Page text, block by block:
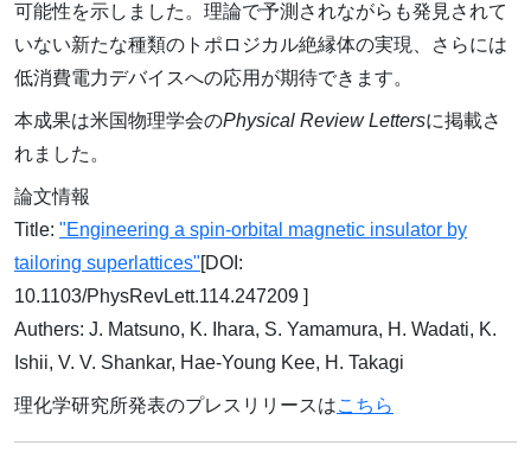
可能性を示しました。理論で予測されながらも発見されて
いない新たな種類のトポロジカル絶縁体の実現、さらには
低消費電力デバイスへの応用が期待できます。
本成果は米国物理学会のPhysical Review Lettersに掲載さ
れました。
論文情報
Title: "Engineering a spin-orbital magnetic insulator by
tailoring superlattices"[DOI:
10.1103/PhysRevLett.114.247209 ]
Authers: J. Matsuno, K. Ihara, S. Yamamura, H. Wadati, K.
Ishii, V. V. Shankar, Hae-Young Kee, H. Takagi
理化学研究所発表のプレスリリースはこちら